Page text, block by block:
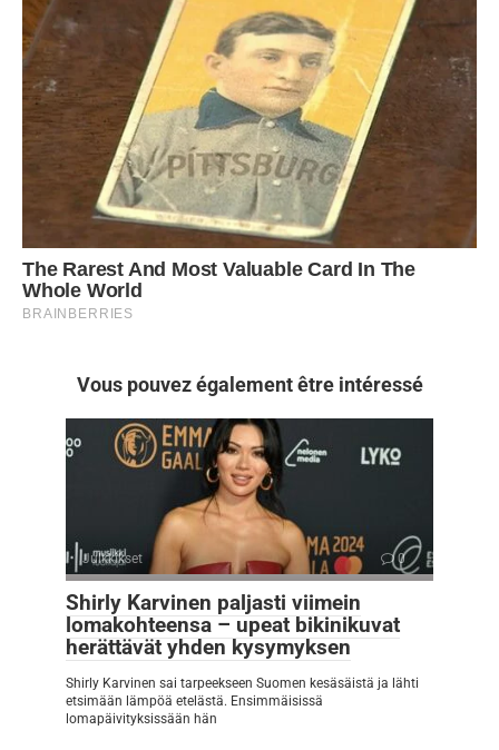
Vous pouvez également être intéressé
Julkkikset 0
Shirly Karvinen paljasti viimein
lomakohteensa – upeat bikinikuvat
herättävät yhden kysymyksen
Shirly Karvinen sai tarpeekseen Suomen kesäsäistä ja lähti
etsimään lämpöä etelästä. Ensimmäisissä
lomapäivityksissään hän